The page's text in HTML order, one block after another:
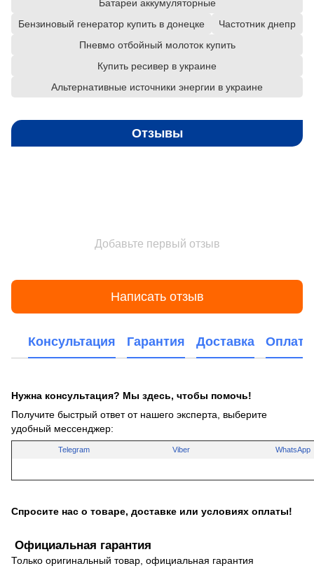
Батареи аккумуляторные
Бензиновый генератор купить в донецке
Частотник днепр
Пневмо отбойный молоток купить
Купить ресивер в украине
Альтернативные источники энергии в украине
Отзывы
Добавьте первый отзыв
Написать отзыв
Консультация Гарантия Доставка Оплата
Нужна консультация? Мы здесь, чтобы помочь!
Получите быстрый ответ от нашего эксперта, выберите
удобный мессенджер:
Telegram Viber WhatsApp
Спросите нас о товаре, доставке или условиях оплаты!
Официальная гарантия
Только оригинальный товар, официальная гарантия